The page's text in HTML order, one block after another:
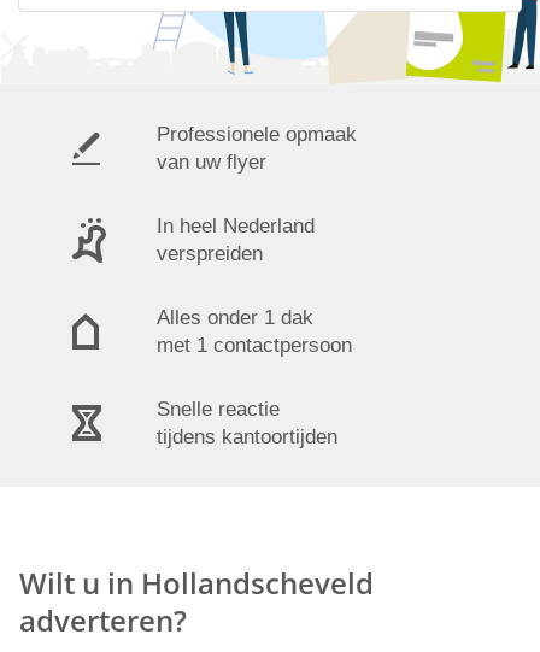
Professionele opmaak
van uw flyer
In heel Nederland
verspreiden
Alles onder 1 dak
met 1 contactpersoon
Snelle reactie
tijdens kantoortijden
Wilt u in Hollandscheveld
adverteren?